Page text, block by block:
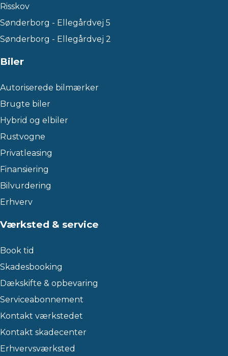
Risskov
Sønderborg - Ellegårdvej 5
Sønderborg - Ellegårdvej 2
Biler
Autoriserede bilmærker
Brugte biler
Hybrid og elbiler
Rustvogne
Privatleasing
Finansiering
Bilvurdering
Erhverv
Værksted & service
Book tid
Skadesbooking
Dækskifte & opbevaring
Serviceabonnement
Kontakt værkstedet
Kontakt skadecenter
Erhvervsværksted